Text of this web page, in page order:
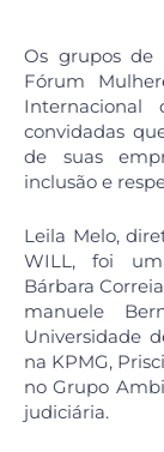
Os grupos de
Fórum
convidadas
de suas
inclusão e
Leila Melo,
WILL, foi
Bárbara
manuele
Universidade
na KPMG,
no Grupo
judiciária.